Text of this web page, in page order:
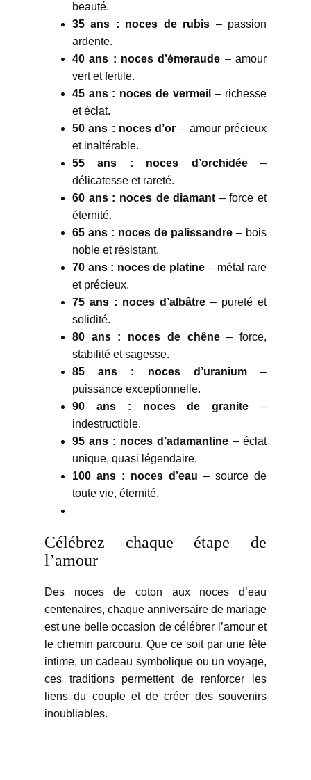
beauté.
35 ans : noces de rubis – passion
ardente.
40 ans : noces d’émeraude – amour
vert et fertile.
45 ans : noces de vermeil – richesse
et éclat.
50 ans : noces d’or – amour précieux
et inaltérable.
55 ans : noces d’orchidée–
délicatesse et rareté.
60 ans : noces de diamant – force et
éternité.
65 ans : noces de palissandre – bois
noble et résistant.
70 ans : noces de platine– métal rare
et précieux.
75 ans : noces d’albâtre – pureté et
solidité.
80 ans : noces de chêne– force,
stabilité et sagesse.
85 ans : noces d’uranium–
puissance exceptionnelle.
90 ans : noces de granite –
indestructible.
95 ans : noces d’adamantine – éclat
unique, quasi légendaire.
100 ans : noces d’eau – source de
toute vie, éternité.
Célébrez chaque étape de
l’amour
Des noces de coton aux noces d’eau
centenaires, chaque anniversaire de mariage
est une belle occasion de célébrer l’amour et
le chemin parcouru. Que ce soit par une fête
intime, un cadeau symbolique ou un voyage,
ces traditions permettent de renforcer les
liens du couple et de créer des souvenirs
inoubliables.